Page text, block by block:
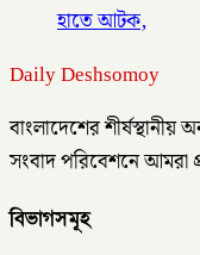
হাতে আটক,
Daily Deshsomoy
বাংলাদেশের
সংবাদ পরিবেশনে আমরা
বিভাগসমূহ